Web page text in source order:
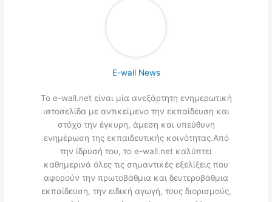
E-wall News
Το e-wall.net είναι μία ανεξάρτητη ενημερωτική
ιστοσελίδα με αντικείμενο την εκπαίδευση και
στόχο την έγκυρη, άμεση και υπεύθυνη
ενημέρωση της εκπαιδευτικής κοινότητας.Από
την ίδρυσή του, το e-wall.net καλύπτει
καθημερινά όλες τις σημαντικές εξελίξεις που
αφορούν την πρωτοβάθμια και δευτεροβάθμια
εκπαίδευση, την ειδική αγωγή, τους διορισμούς,